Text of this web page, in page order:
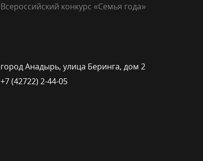
Всероссийский конкурс «Семья года»
город Анадырь, улица Беринга, дом 2
+7 (42722) 2-44-05